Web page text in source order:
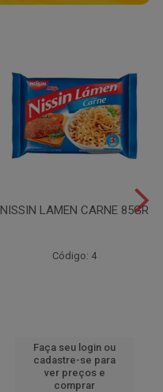
NISSIN LAMEN CARNE 85GR
Código: 4
Faça seu login ou
cadastre-se para
ver preços e
comprar